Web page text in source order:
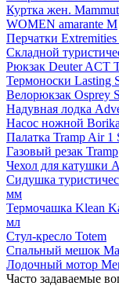
Куртка жен.
WOMEN amarante M
Перчатки
Складной
Рюкзак Deuter ACT
Термоноски Lasting
Велорюкзак Osprey
Надувная лодка
Насос ножной
Палатка Tramp Air 1
Газовый резак Tramp
Чехол для катушки
Сидушка
мм
Термочашка Klean
мл
Стул-кресло Totem
Спальный мешок
Лодочный мотор
Часто задаваемые